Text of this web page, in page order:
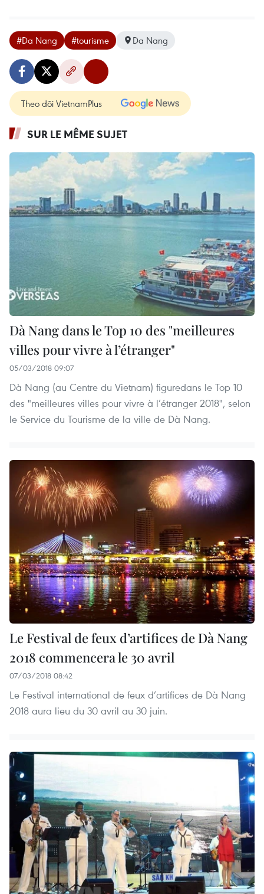
#Da Nang #tourisme Da Nang
Theo dõi VietnamPlus
SUR LE MÊME SUJET
Dà Nang dans le Top 10 des "meilleures
villes pour vivre à l’étranger"
05/03/2018 09:07
Dà Nang (au Centre du Vietnam) figuredans le Top 10
des "meilleures villes pour vivre à l’étranger 2018", selon
le Service du Tourisme de la ville de Dà Nang.
Le Festival de feux d’artifices de Dà Nang
2018 commencera le 30 avril
07/03/2018 08:42
Le Festival international de feux d’artifices de Dà Nang
2018 aura lieu du 30 avril au 30 juin.